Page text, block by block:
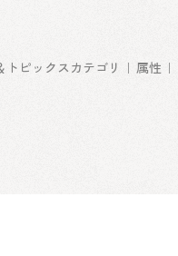
トピックスカテゴリ 属性